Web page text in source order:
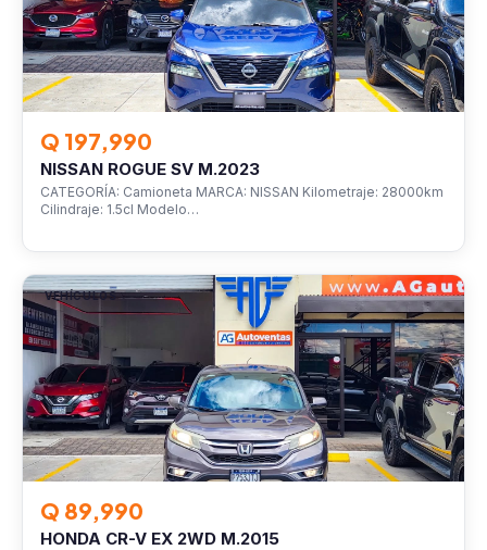
Q 197,990
NISSAN ROGUE SV M.2023
CATEGORÍA: Camioneta MARCA: NISSAN Kilometraje: 28000km
Cilindraje: 1.5cl Modelo…
VEHÍCULOS
Q 89,990
HONDA CR-V EX 2WD M.2015